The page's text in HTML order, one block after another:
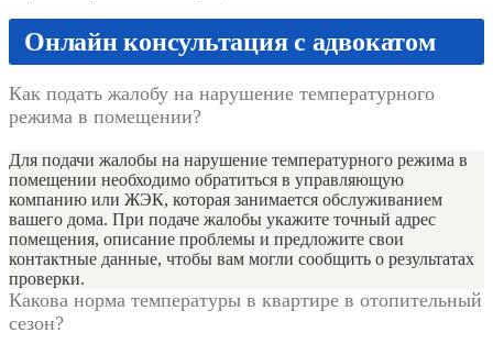
Онлайн консультация с адвокатом
Как подать жалобу на нарушение температурного
режима в помещении?
Для подачи жалобы на нарушение температурного режима в
помещении необходимо обратиться в управляющую
компанию или ЖЭК, которая занимается обслуживанием
вашего дома. При подаче жалобы укажите точный адрес
помещения, описание проблемы и предложите свои
контактные данные, чтобы вам могли сообщить о результатах
проверки.
Какова норма температуры в квартире в отопительный
сезон?